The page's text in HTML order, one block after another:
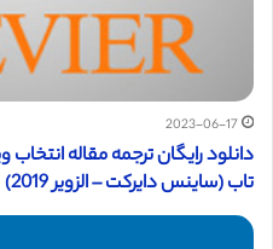
2023-06-17
دانلود رایگان ترجمه مقاله
تاب (ساینس دایرکت – الزویر 2019)